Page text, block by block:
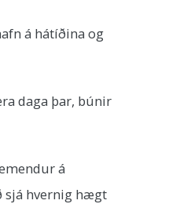
á hátíðina og
daga þar, búnir
á
sjá hvernig hægt